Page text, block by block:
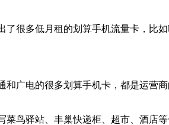
很多低月租的划算手机流量卡，比
广电的很多划算手机卡，都是运营
鸟驿站、丰巢快递柜、超市、酒店